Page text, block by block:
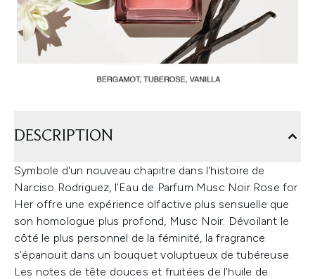
DESCRIPTION
Symbole d'un nouveau chapitre dans l'histoire de
Narciso Rodriguez, l'Eau de Parfum Musc Noir Rose for
Her offre une expérience olfactive plus sensuelle que
son homologue plus profond, Musc Noir. Dévoilant le
côté le plus personnel de la féminité, la fragrance
s'épanouit dans un bouquet voluptueux de tubéreuse.
Les notes de tête douces et fruitées de l'huile de